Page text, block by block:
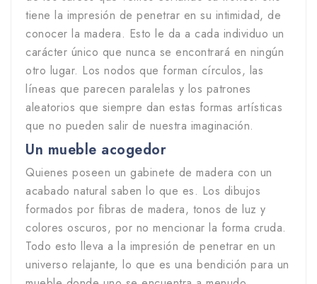
tiene la impresión de penetrar en su intimidad, de
conocer la madera. Esto le da a cada individuo un
carácter único que nunca se encontrará en ningún
otro lugar. Los nodos que forman círculos, las
líneas que parecen paralelas y los patrones
aleatorios que siempre dan estas formas artísticas
que no pueden salir de nuestra imaginación.
Un mueble acogedor
Quienes poseen un gabinete de madera con un
acabado natural saben lo que es. Los dibujos
formados por fibras de madera, tonos de luz y
colores oscuros, por no mencionar la forma cruda.
Todo esto lleva a la impresión de penetrar en un
universo relajante, lo que es una bendición para un